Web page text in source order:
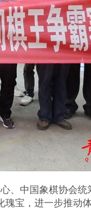
、中国象棋协会
宝，进一步推动